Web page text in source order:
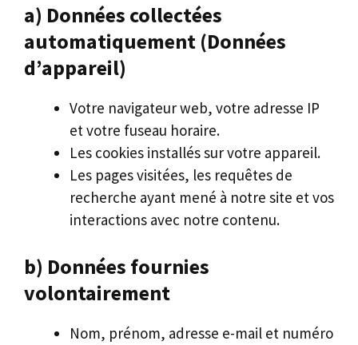
a) Données collectées
automatiquement (Données
d’appareil)
Votre navigateur web, votre adresse IP
et votre fuseau horaire.
Les cookies installés sur votre appareil.
Les pages visitées, les requêtes de
recherche ayant mené à notre site et vos
interactions avec notre contenu.
b) Données fournies
volontairement
Nom, prénom, adresse e-mail et numéro